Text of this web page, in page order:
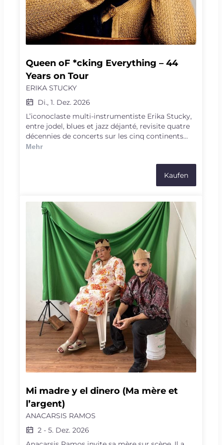
Queen oF *cking Everything – 44
Years on Tour
ERIKA STUCKY
Di., 1. Dez. 2026
L’iconoclaste multi-instrumentiste Erika Stucky,
entre jodel, blues et jazz déjanté, revisite quatre
décennies de concerts sur les cinq continents
avec un concert-performance dont la première a
livre-monstre de ses photographies, exposées en
septembre à Images Vevey, elle porte en scène
ces souvenirs des routes et des coulisses en les
et anecdotes. Entre story-singing et song-telling,
un concert-spectacle en forme de road-movie
mémoriel et au présent, accompagné par Lucas
Niggli, Oli Hartung et en «special guest » la
chanteuse Brandy Butler.
Mehr
Kaufen
Mi madre y el dinero (Ma mère et
l’argent)
ANACARSIS RAMOS
2 - 5. Dez. 2026